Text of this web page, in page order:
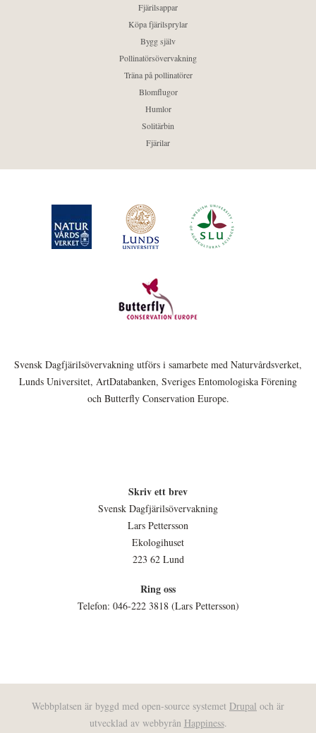
Fjärilsappar
Köpa fjärilsprylar
Bygg själv
Pollinatörsövervakning
Träna på pollinatörer
Blomflugor
Humlor
Solitärbin
Fjärilar
Svensk Dagfjärilsövervakning utförs i samarbete med Naturvårdsverket,
Lunds Universitet, ArtDatabanken, Sveriges Entomologiska Förening
och Butterfly Conservation Europe.
Skriv ett brev
Svensk Dagfjärilsövervakning
Lars Pettersson
Ekologihuset
223 62 Lund
Ring oss
Telefon: 046-222 3818 (Lars Pettersson)
Webbplatsen är byggd med open-source systemet Drupal och är
utvecklad av webbyrån Happiness.